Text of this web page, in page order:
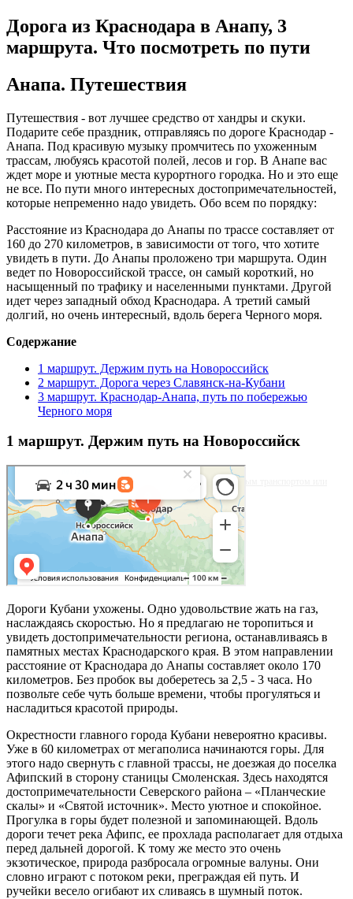
Дорога из Краснодара в Анапу, 3
маршрута. Что посмотреть по пути
Анапа. Путешествия
Путешествия - вот лучшее средство от хандры и скуки.
Подарите себе праздник, отправляясь по дороге Краснодар -
Анапа. Под красивую музыку промчитесь по ухоженным
трассам, любуясь красотой полей, лесов и гор. В Анапе вас
ждет море и уютные места курортного городка. Но и это еще
не все. По пути много интересных достопримечательностей,
которые непременно надо увидеть. Обо всем по порядку:
Расстояние из Краснодара до Анапы по трассе составляет от
160 до 270 километров, в зависимости от того, что хотите
увидеть в пути. До Анапы проложено три маршрута. Один
ведет по Новороссийской трассе, он самый короткий, но
насыщенный по трафику и населенными пунктами. Другой
идет через западный обход Краснодара. А третий самый
долгий, но очень интересный, вдоль берега Черного моря.
Содержание
1 маршрут. Держим путь на Новороссийск
2 маршрут. Дорога через Славянск-на-Кубани
3 маршрут. Краснодар-Анапа, путь по побережью
Черного моря
1 маршрут. Держим путь на Новороссийск
Яблочная улица, 29: как доехать на автомобиле, общественным транспортом или
пешком – Яндекс.Карты
Дороги Кубани ухожены. Одно удовольствие жать на газ,
наслаждаясь скоростью. Но я предлагаю не торопиться и
увидеть достопримечательности региона, останавливаясь в
памятных местах Краснодарского края. В этом направлении
расстояние от Краснодара до Анапы составляет около 170
километров. Без пробок вы доберетесь за 2,5 - 3 часа. Но
позвольте себе чуть больше времени, чтобы прогуляться и
насладиться красотой природы.
Окрестности главного города Кубани невероятно красивы.
Уже в 60 километрах от мегаполиса начинаются горы. Для
этого надо свернуть с главной трассы, не доезжая до поселка
Афипский в сторону станицы Смоленская. Здесь находятся
достопримечательности Северского района – «Планческие
скалы» и «Святой источник». Место уютное и спокойное.
Прогулка в горы будет полезной и запоминающей. Вдоль
дороги течет река Афипс, ее прохлада располагает для отдыха
перед дальней дорогой. К тому же место это очень
экзотическое, природа разбросала огромные валуны. Они
словно играют с потоком реки, преграждая ей путь. И
ручейки весело огибают их сливаясь в шумный поток.